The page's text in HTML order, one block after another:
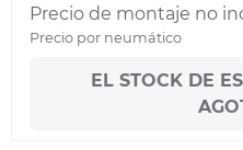
Precio de montaje no
Precio por neumático
EL STOCK DE